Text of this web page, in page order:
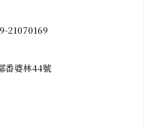
21070169
番婆林44號